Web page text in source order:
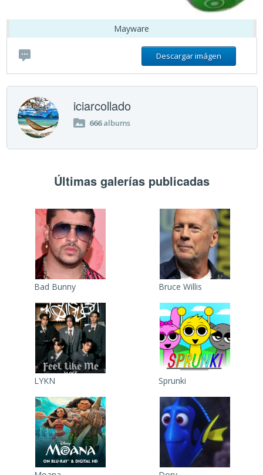
Mayware
Descargar imágen
iciarcollado
666albums
Últimas galerías publicadas
Bad Bunny Bruce Willis
LYKN Sprunki